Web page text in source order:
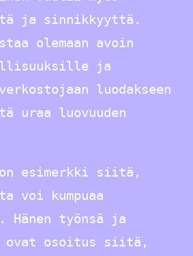
ja sinnikkyyttä.
olemaan avoin
ja
luodakseen
uraa luovuuden
esimerkki siitä,
voi kumpuaa
työnsä ja
ovat osoitus siitä,